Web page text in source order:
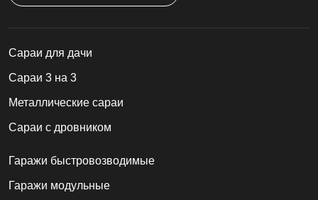
Cараи для дачи
Сараи 3 на 3
Металлические сараи
Сараи с дровником
Гаражи быстровозводимые
Гаражи модульные